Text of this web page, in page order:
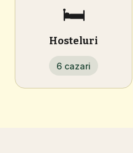
🛏️
Hosteluri
6 cazari